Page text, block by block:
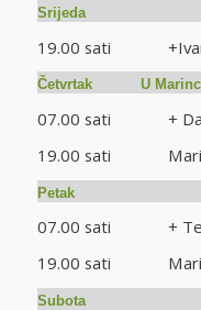
Srijeda
19.00 sati +Ivan i
Četvrtak U
07.00 sati +
19.00 sati
Petak
07.00 sati +
19.00 sati
Subota